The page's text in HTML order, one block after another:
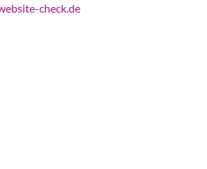
check.de